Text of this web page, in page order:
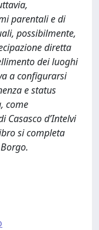
parentali e di
possibilmente,
diretta
dei luoghi
a configurarsi
e status
come
Casasco d’Intelvi
si completa